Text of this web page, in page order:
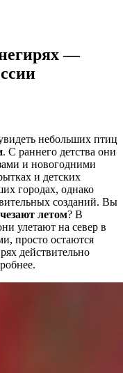
—
небольших птиц
. С раннего детства они
и новогодними
и детских
городах, однако
созданий. Вы
летом? В
улетают на север в
просто остаются
действительно